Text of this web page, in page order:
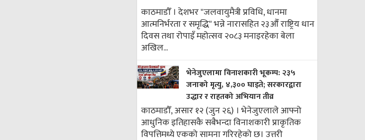
काठमाडौँ । देशभर "जलवायुमैत्री प्रविधि, धानमा
आत्मनिर्भरता र समृद्धि" भन्ने नारासहित २३औँ राष्ट्रिय धान
दिवस तथा रोपाइँ महोत्सव २०८३ मनाइरहेका बेला
अखिल...
भेनेजुएलामा विनाशकारी भूकम्प: २३५
जनाको मृत्यु, ४,३०० घाइते; सरकारद्वारा
उद्धार र राहतको अभियान तीव्र
काठमाडौँ, असार १२ (जुन २६) । भेनेजुएलाले आफ्नो
आधुनिक इतिहासकै सबैभन्दा विनाशकारी प्राकृतिक
विपत्तिमध्ये एकको सामना गरिरहेको छ। उत्तरी